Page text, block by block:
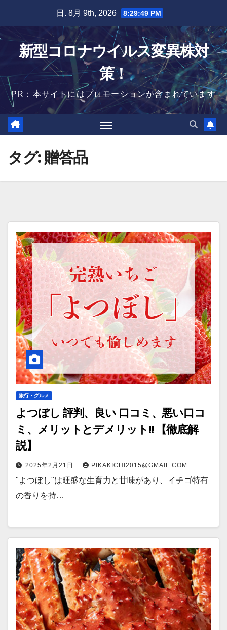
content
日. 8月 9th, 2026 8:29:50 PM
新型コロナウイルス変異株対
策！
PR：本サイトにはプロモーションが含まれています
タグ: 贈答品
旅行・グルメ
よつぼし 評判、良い 口コミ、悪い口コ
ミ、メリットとデメリット!! 【徹底解
説】
2025年2月21日 PIKAKICHI2015@GMAIL.COM
"よつぼし"は旺盛な生育力と甘味があり、イチゴ特有
の香りを持…